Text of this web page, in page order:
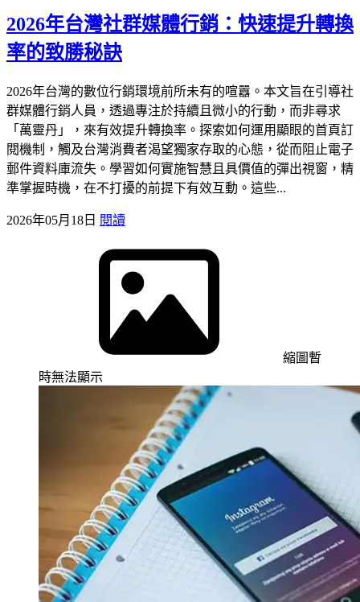
2026年台灣社群媒體行銷：快速提升轉換
率的致勝秘訣
2026年台灣的數位行銷環境前所未有的喧囂。本文旨在引導社
群媒體行銷人員，透過專注於持續且微小的行動，而非尋求
「萬靈丹」，來有效提升轉換率。探索如何運用顯眼的首頁訂
閱機制，觸及台灣消費者渴望獨家存取的心態，從而阻止電子
郵件資料庫流失。學習如何實施智慧且具價值的彈出視窗，精
準掌握時機，在不打擾的前提下有效互動。這些...
2026年05月18日 閱讀
縮圖暫
時無法顯示